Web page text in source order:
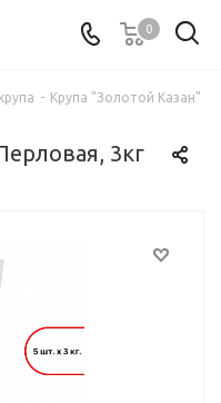
0
- Крупа "Золотой Казан"
3кг